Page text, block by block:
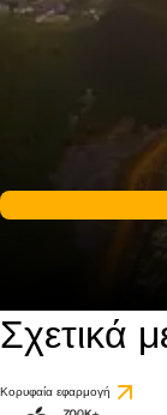
Σχετικά
Κορυφαία εφαρμογή